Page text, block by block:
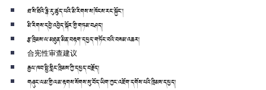
ཐ་སི་ཐིའི་རྙི་རུ་ཚུད་པའི་མི་རིགས་ས་ཁོངས་རང་སྐྱོང་།
མི་རིགས་དབྱེ་འབྱེད་སྐོར་གྱི་གཏམ་བཤད།
རྩ་ཁྲིམས་ལ་མཐུན་མིན་བརྟག་དཔྱད་གཏོང་བའི་བསམ་འཆར།
合宪性审查建议
རྒྱལ་ཁབ་སྤྱི་གླིང་ཁྲིམས་ཀྱི་དཔྱད་བརྗོད།
གཞུང་ལམ་གྱི་ལམ་རྟགས་སོགས་སུ་བོད་ཡིག་ཀྱང་འཇོག་དགོས་པའི་ཁྲིམས་དཔྱད།